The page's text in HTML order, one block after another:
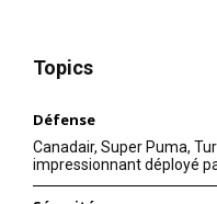
Topics
Défense
Canadair, Super Puma,
impressionnant déployé